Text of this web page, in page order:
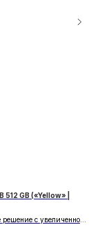
GB («Yellow» |
с увеличенной